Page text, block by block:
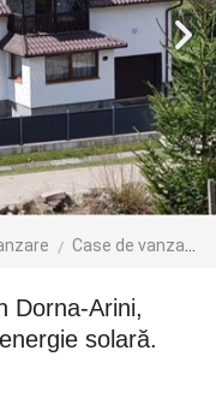
Case de vanzare
solară.